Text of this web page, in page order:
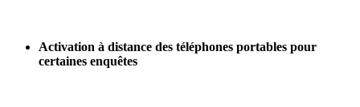
Activation à distance des téléphones portables pour
certaines enquêtes